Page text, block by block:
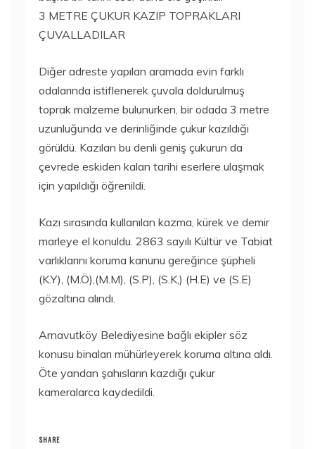
3 METRE ÇUKUR KAZIP TOPRAKLARI
ÇUVALLADILAR
Diğer adreste yapılan aramada evin farklı
odalarında istiflenerek çuvala doldurulmuş
toprak malzeme bulunurken, bir odada 3 metre
uzunluğunda ve derinliğinde çukur kazıldığı
görüldü. Kazılan bu denli geniş çukurun da
çevrede eskiden kalan tarihi eserlere ulaşmak
için yapıldığı öğrenildi.
Kazı sırasında kullanılan kazma, kürek ve demir
marleye el konuldu. 2863 sayılı Kültür ve Tabiat
varlıklarını koruma kanunu gereğince şüpheli
(K.Y), (M.Ö),(M.M), (S.P), (S.K,) (H.E) ve (S.E)
gözaltına alındı.
Arnavutköy Belediyesine bağlı ekipler söz
konusu binaları mühürleyerek koruma altına aldı.
Öte yandan şahısların kazdığı çukur
kameralarca kaydedildi.
SHARE